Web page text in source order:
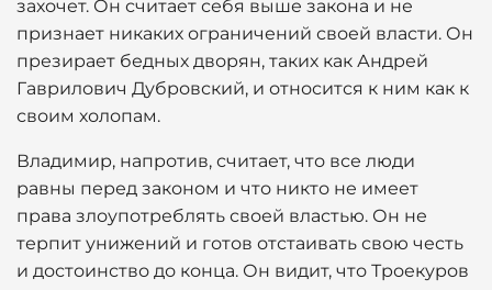
захочет. Он считает себя выше закона и не
признает никаких ограничений своей власти. Он
презирает бедных дворян, таких как Андрей
Гаврилович Дубровский, и относится к ним как к
своим холопам.
Владимир, напротив, считает, что все люди
равны перед законом и что никто не имеет
права злоупотреблять своей властью. Он не
терпит унижений и готов отстаивать свою честь
и достоинство до конца. Он видит, что Троекуров